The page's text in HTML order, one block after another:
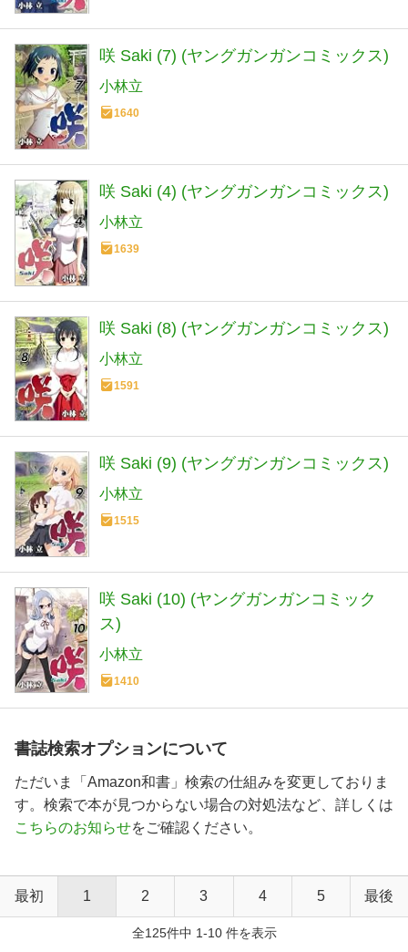
咲 Saki (7) (ヤングガンガンコミックス)
小林立
1640
咲 Saki (4) (ヤングガンガンコミックス)
小林立
1639
咲 Saki (8) (ヤングガンガンコミックス)
小林立
1591
咲 Saki (9) (ヤングガンガンコミックス)
小林立
1515
咲 Saki (10) (ヤングガンガンコミック
ス)
小林立
1410
書誌検索オプションについて
ただいま「Amazon和書」検索の仕組みを変更しておりま
す。検索で本が見つからない場合の対処法など、詳しくは
こちらのお知らせをご確認ください。
最初 1 2 3 4 5 最後
全125件中 1-10 件を表示